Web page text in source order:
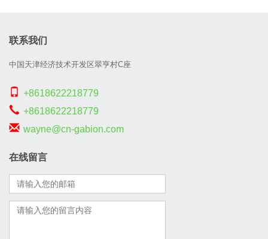
联系我们
中国天津经济技术开发区翠亨村C座
+8618622218779
+8618622218779
wayne@cn-gabion.com
在线留言